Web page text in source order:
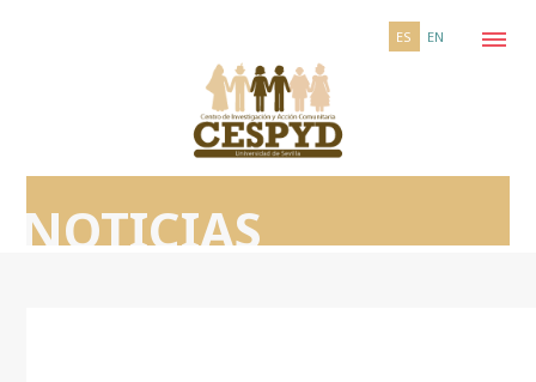
ES EN
NOTICIAS